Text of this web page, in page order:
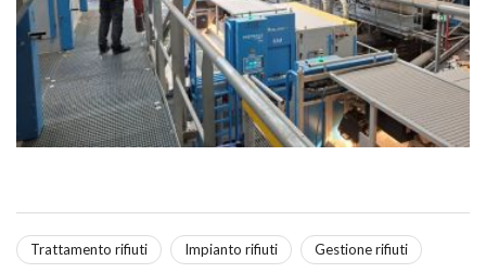
Trattamento rifiuti Impianto rifiuti Gestione rifiuti